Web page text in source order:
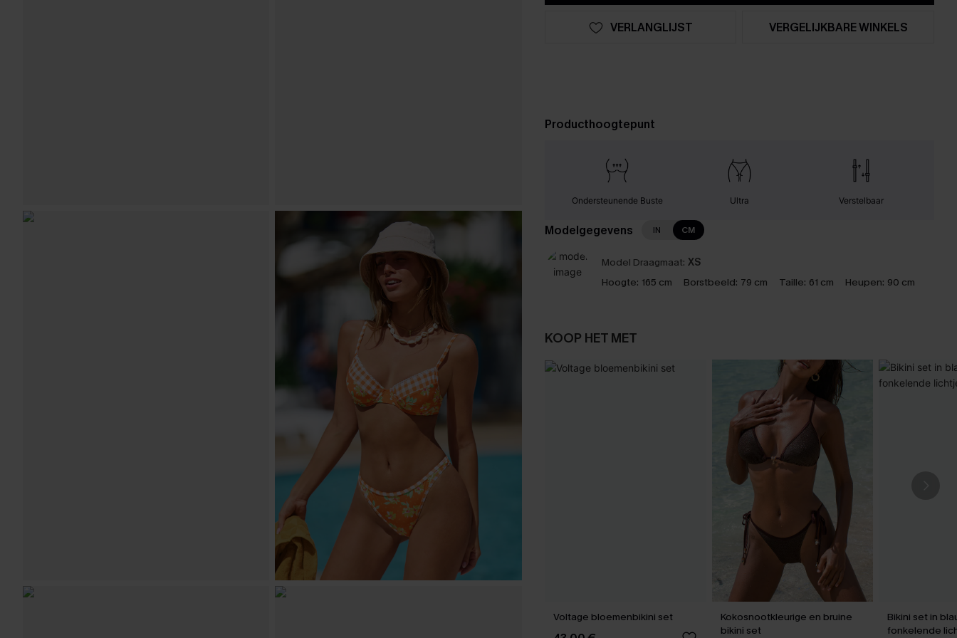
VERLANGLIJST VERGELIJKBARE WINKELS
Producthoogtepunt
Ondersteunende Buste Ultra Verstelbaar
Modelgegevens IN CM
Model Draagmaat: XS
Hoogte: 165 cm Borstbeeld: 79 cm Taille: 61 cm Heupen: 90 cm
KOOP HET MET
Voltage bloemenbikini set
Kokosnootkleurige en bruine
bikini set
Bikini set in
fonkelende